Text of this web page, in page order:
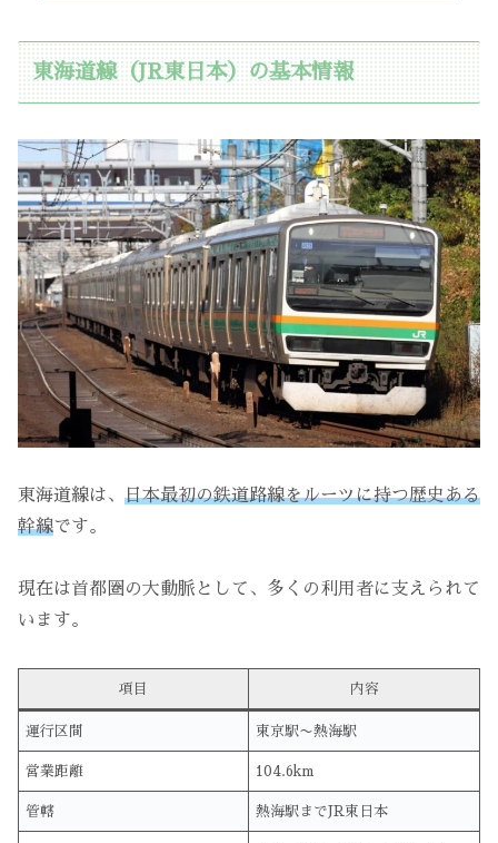
東海道線（JR東日本）の基本情報
東海道線は、 日本最初の鉄道路線をルーツに持つ歴史ある
幹線です。
現在は首都圏の大動脈として、多くの利用者に支えられて
います。
項目 内容
運行区間 東京駅〜熱海駅
営業距離 104.6km
管轄 熱海駅までJR東日本